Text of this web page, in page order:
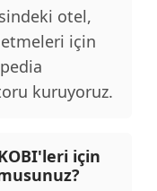
otel,
için
kuruyoruz.
için